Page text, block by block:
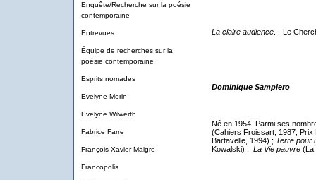
Enquête/Recherche sur la poésie
contemporaine
Entrevues
Équipe de recherches sur la
poésie contemporaine
Esprits nomades
Evelyne Morin
Evelyne Wilwerth
Fabrice Farre
François-Xavier Maigre
Francopolis
La claire audience. - Le
Dominique Sampiero
Né en 1954. Parmi ses
(Cahiers Froissart, 1987,
Bartavelle, 1994) ; Terre pour
Kowalski) ; La Vie pauvre(La